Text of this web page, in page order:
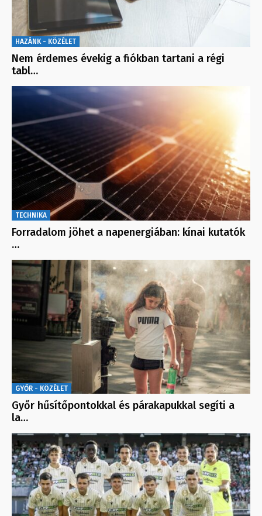
HAZÁNK - KÖZÉLET
Nem érdemes évekig a fiókban tartani a régi
tabl…
TECHNIKA
Forradalom jöhet a napenergiában: kínai kutatók
…
GYŐR - KÖZÉLET
Győr hűsítőpontokkal és párakapukkal segíti a
la…